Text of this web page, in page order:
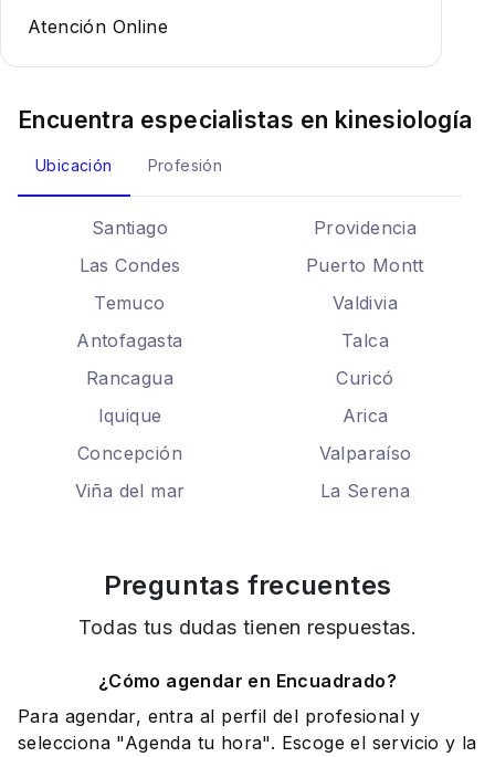
Atención Online
Encuentra especialistas en kinesiología
Ubicación Profesión
Santiago
Providencia
Las Condes
Puerto Montt
Temuco
Valdivia
Antofagasta
Talca
Rancagua
Curicó
Iquique
Arica
Concepción
Valparaíso
Viña del mar
La Serena
Preguntas frecuentes
Todas tus dudas tienen respuestas.
¿Cómo agendar en Encuadrado?
Para agendar, entra al perfil del profesional y
selecciona "Agenda tu hora". Escoge el servicio y la